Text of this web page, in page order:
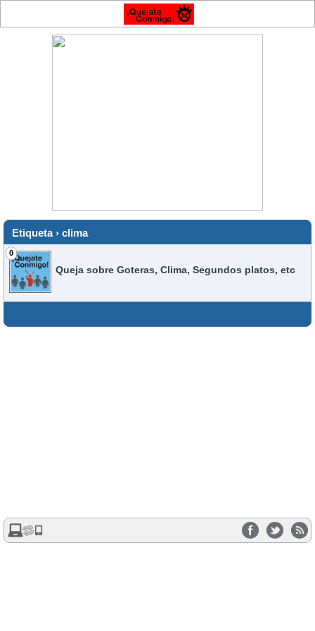
Etiqueta › clima
0
Queja sobre Goteras, Clima, Segundos platos, etc